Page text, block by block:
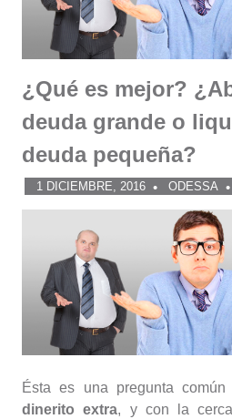
¿Qué es mejor?
deuda grande o
deuda pequeña?
1 DICIEMBRE, 2016 ODESSA
Ésta es una pregunta común
dinerito extra, y con la